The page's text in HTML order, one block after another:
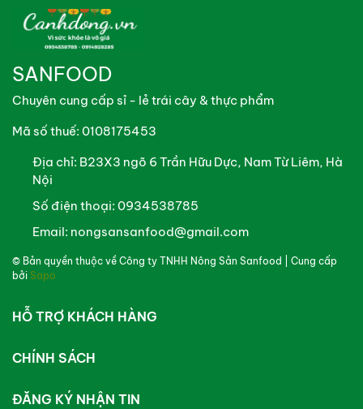
SANFOOD
Chuyên cung cấp sỉ - lẻ trái cây & thực phẩm
Mã số thuế: 0108175453
Địa chỉ: B23X3 ngõ 6 Trần Hữu Dực, Nam Từ Liêm, Hà
Nội
Số điện thoại: 0934538785
Email: nongsansanfood@gmail.com
© Bản quyền thuộc về Công ty TNHH Nông Sản Sanfood
| Cung cấp
bởi Sapo
HỖ TRỢ KHÁCH HÀNG
CHÍNH SÁCH
ĐĂNG KÝ NHẬN TIN